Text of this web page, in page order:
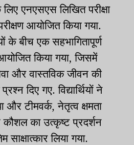
एनएसएस लिखित परीक्षा
आयोजित किया गया.
के बीच एक सहभागितापूर्ण
किया गया, जिसमें
और वास्तविक जीवन की
दिए गए. विद्यार्थियों ने
और टीमवर्क, नेतृत्व क्षमता
का उत्कृष्ट प्रदर्शन
लिया गया.